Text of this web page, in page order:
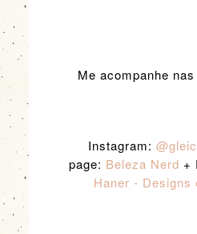
Me acompanhe
Instagram:
page: Beleza Nerd +
Haner - Designs